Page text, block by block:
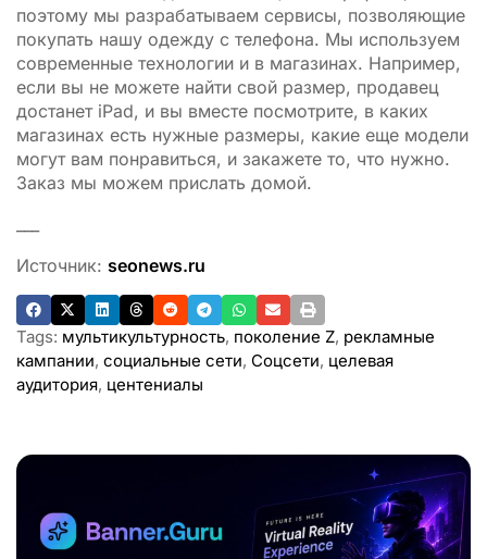
поэтому мы разрабатываем сервисы, позволяющие
покупать нашу одежду с телефона. Мы используем
современные технологии и в магазинах. Например,
если вы не можете найти свой размер, продавец
достанет iPad, и вы вместе посмотрите, в каких
магазинах есть нужные размеры, какие еще модели
могут вам понравиться, и закажете то, что нужно.
Заказ мы можем прислать домой.
Источник: seonews.ru
Tags: мультикультурность, поколение Z, рекламные
кампании, социальные сети, Соцсети, целевая
аудитория, центениалы